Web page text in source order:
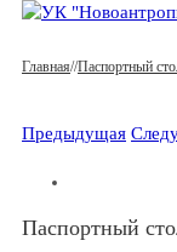
Главная//Паспортный
Предыдущая
Паспортный